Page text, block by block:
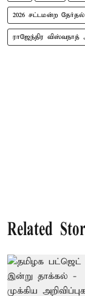
2026 சட்டமன்ற தேர்தல்
ராஜேந்திர விஸ்வநாத்
Related